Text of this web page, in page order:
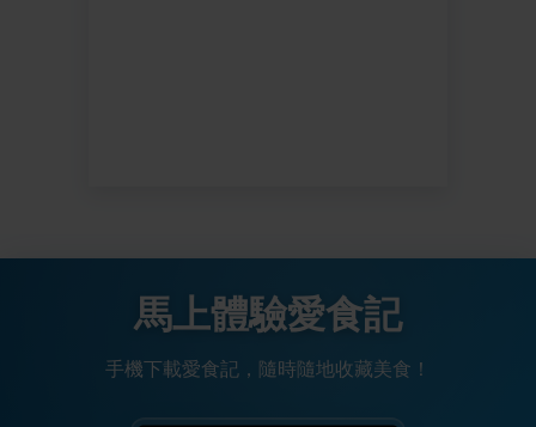
馬上體驗愛食記
手機下載愛食記，隨時隨地收藏美食！